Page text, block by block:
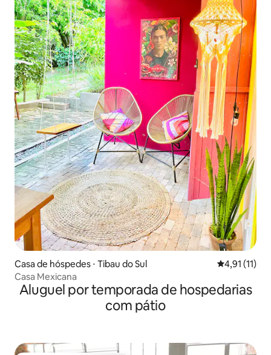
Casa de hóspedes ⋅ Tibau do Sul 4,91 de uma
4,91 (11)
Casa Mexicana
Aluguel por temporada de hospedarias
com pátio